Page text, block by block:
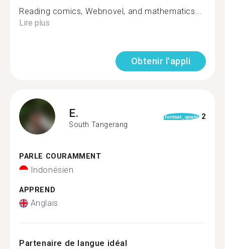
Reading comics, Webnovel, and mathematics...
Lire plus
Obtenir l'appli
E.
South Tangerang
format_quote 2
PARLE COURAMMENT
Indonésien
APPREND
Anglais
Partenaire de langue idéal